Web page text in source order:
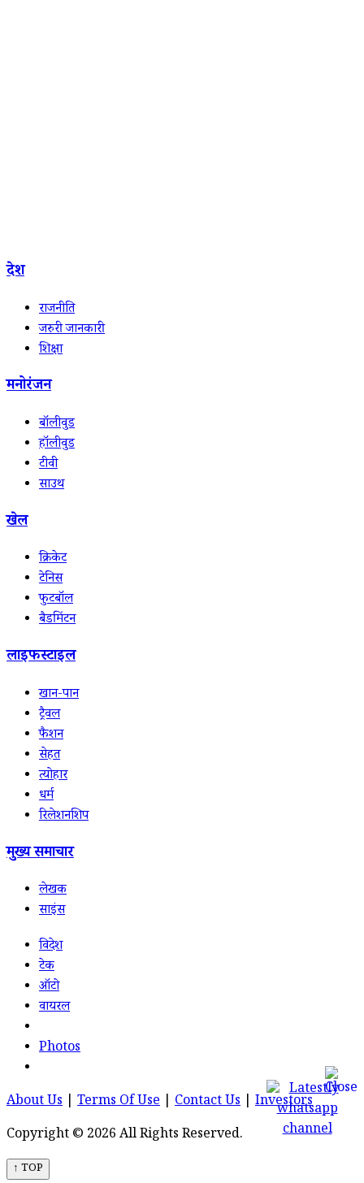
देश
राजनीति
जरुरी जानकारी
शिक्षा
मनोरंजन
बॉलीवुड
हॉलीवुड
टीवी
साउथ
खेल
क्रिकेट
टेनिस
फुटबॉल
बैडमिंटन
लाइफस्टाइल
खान-पान
ट्रैवल
फैशन
सेहत
त्योहार
धर्म
रिलेशनशिप
मुख्य समाचार
लेखक
साइंस
विदेश
टेक
ऑटो
वायरल
Photos
About Us Terms Of Use Contact Us
Investors
Copyright © 2026 All Rights Reserved.
↑ TOP